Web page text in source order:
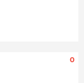
0